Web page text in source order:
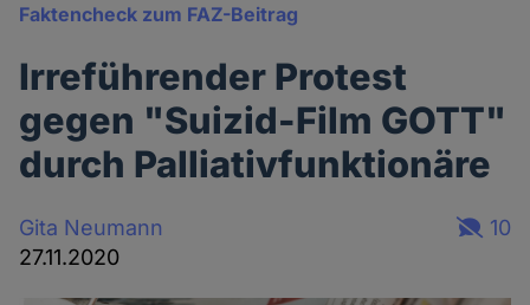
Faktencheck zum FAZ-Beitrag
Irreführender Protest
gegen "Suizid-Film GOTT"
durch Palliativfunktionäre
Gita Neumann
27.11.2020
10